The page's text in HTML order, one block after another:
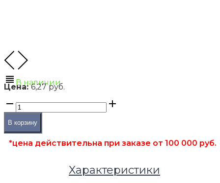
В наличии
Цена:6,27 руб.
В корзину
*цена действительна при заказе от 100 000 руб.
Характеристики